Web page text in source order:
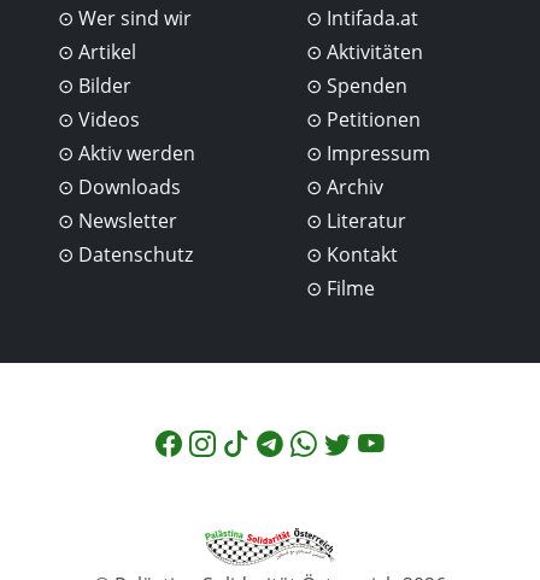
Wer sind wir
Artikel
Bilder
Videos
Intifada.at
Aktivitäten
Spenden
Petitionen
Aktiv werden
Downloads
Newsletter
Datenschutz
Impressum
Archiv
Literatur
Kontakt
Filme